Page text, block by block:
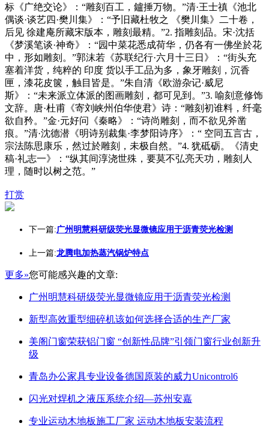
标《广绝交论》：“雕刻百工，鑪捶万物。”清·王士禛《池北
偶谈·谈艺四·樊川集》：“予旧藏杜牧之 《樊川集》二十卷，
后见 徐建庵所藏宋版本，雕刻最精。”2. 指雕刻品。宋·沈括
《梦溪笔谈·神奇》：“园中菜花悉成荷华，仍各有一佛坐於花
中，形如雕刻。”郭沫若《苏联纪行·六月十三日》：“街头充
塞着洋货，纯粹的 印度 货以手工品为多，象牙雕刻，沉香
匣，漆花皮箧，触目皆是。”朱自清《欧游杂记·威尼
斯》：“未来派立体派的图画雕刻，都可见到。”3. 喻刻意修饰
文辞。唐·杜甫《寄刘峡州伯华使君》诗：“雕刻初谁料，纤毫
欲自矜。”金·元好问《秦略》：“诗尚雕刻，而不欲见斧凿
痕。”清·沈德潜《明诗别裁集·李梦阳诗序》：“ 空同五言古，
宗法陈思康乐，然过於雕刻，未极自然。”4. 犹砥砺。《清史
稿·礼志一》：“纵其间淳浇世殊，要莫不弘亮天功，雕刻人
理，随时以树之范。”
打赏
下一篇:广州明慧科研级荧光显微镜应用于沥青荧光检测
上一篇:龙腾电加热蒸汽锅炉特点
更多»您可能感兴趣的文章:
广州明慧科研级荧光显微镜应用于沥青荧光检测
新型高效重型细碎机该如何选择合适的生产厂家
美阁门窗荣获铝门窗 “创新性品牌”引领门窗行业创新升
级
青岛办公家具专业设备德国原装的威力Unicontrol6
闪光对焊机之液压系统介绍—苏州安嘉
专业运动木地板施工厂家 运动木地板安装流程